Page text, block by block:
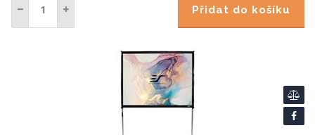
Přidat do košíku